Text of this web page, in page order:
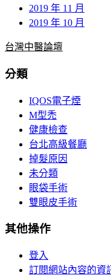
2019 年 11 月
2019 年 10 月
台灣中醫論壇
分類
IQOS電子煙
M型禿
健康檢查
台北高級餐廳
掉髮原因
未分類
眼袋手術
雙眼皮手術
其他操作
登入
訂閱網站內容的資